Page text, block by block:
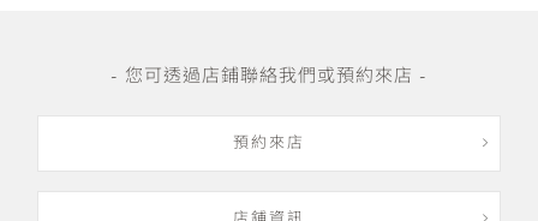
- 您可透過店鋪聯絡我們或預約來店 -
預約來店